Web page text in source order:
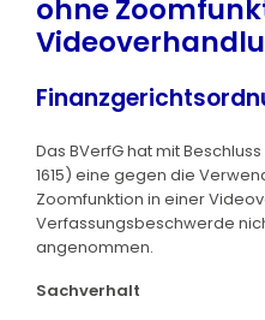
ohne
Das BVerfG hat mit Beschluss
1615) eine gegen die
Zoomfunktion in einer
Verfassungsbeschwerde
angenommen.
Sachverhalt